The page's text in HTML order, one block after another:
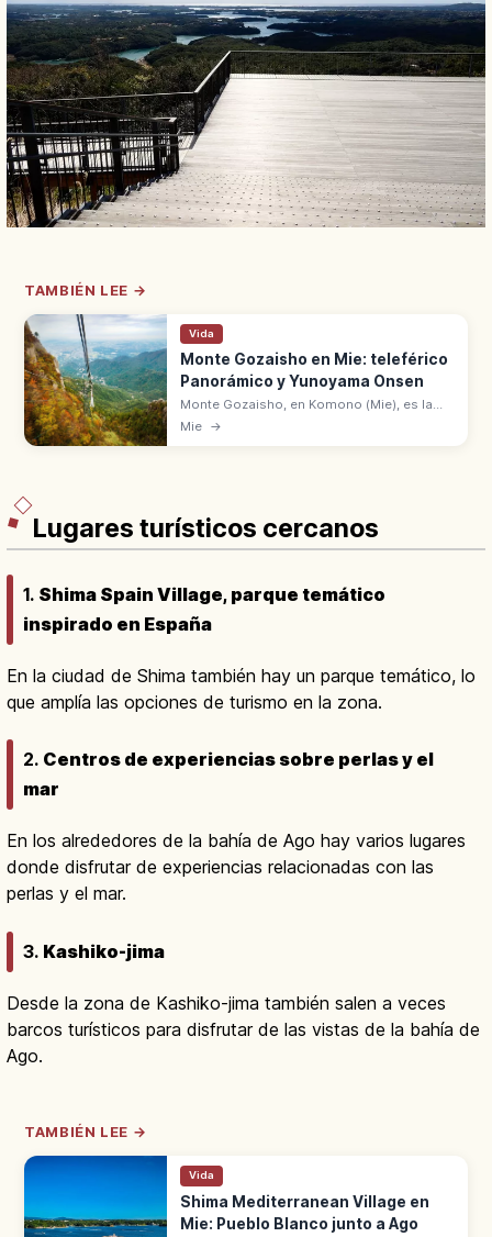
TAMBIÉN LEE →
Vida
Monte Gozaisho en Mie: teleférico
Panorámico y Yunoyama Onsen
Monte Gozaisho, en Komono (Mie), es la
montaña de la cordillera Suzuka con
Mie →
Lugares turísticos cercanos
1. Shima Spain Village, parque temático
inspirado en España
En la ciudad de Shima también hay un parque temático, lo
que amplía las opciones de turismo en la zona.
2. Centros de experiencias sobre perlas y el
mar
En los alrededores de la bahía de Ago hay varios lugares
donde disfrutar de experiencias relacionadas con las
perlas y el mar.
3. Kashiko-jima
Desde la zona de Kashiko-jima también salen a veces
barcos turísticos para disfrutar de las vistas de la bahía de
Ago.
TAMBIÉN LEE →
Vida
Shima Mediterranean Village en
Mie: Pueblo Blanco junto a Ago